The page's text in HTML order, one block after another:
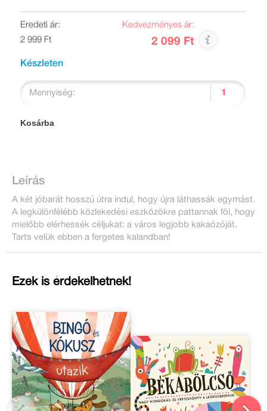
Eredeti ár:
2 999 Ft
Kedvezményes ár:
2 099 Ft
Készleten
Mennyiség:
Kosárba
Leírás
A két jóbarát hosszú útra indul, hogy újra láthassák egymást.
A legkülönfélébb közlekedési eszközökre pattannak föl, hogy
mielőbb elérhessék céljukat: a város legjobb kakaózóját.
Tarts velük ebben a fergetes kalandban!
Ezek is érdekelhetnek!